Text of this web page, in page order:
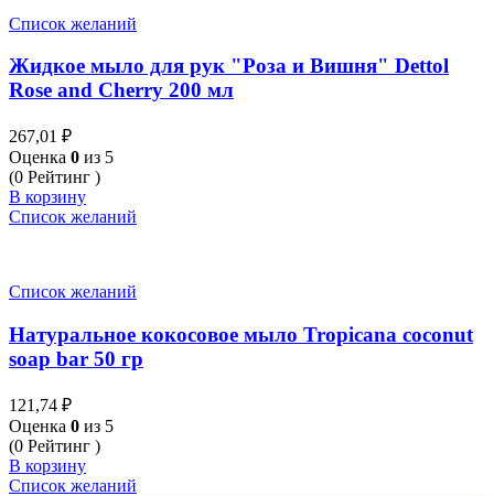
Список желаний
Жидкое мыло для рук "Роза и Вишня" Dettol
Rose and Cherry 200 мл
267,01 ₽
Оценка 0 из 5
(0 Рейтинг )
В корзину
Список желаний
Список желаний
Натуральное кокосовое мыло Tropicana coconut
soap bar 50 гр
121,74 ₽
Оценка 0 из 5
(0 Рейтинг )
В корзину
Список желаний